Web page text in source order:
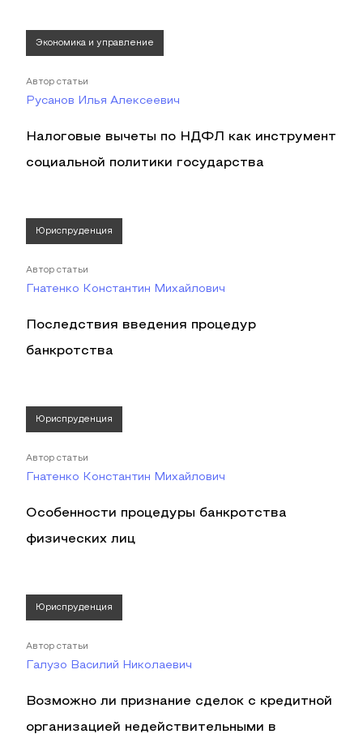
Экономика и управление
Автор статьи
Русанов Илья Алексеевич
Налоговые вычеты по НДФЛ как инструмент
социальной политики государства
Юриспруденция
Автор статьи
Гнатенко Константин Михайлович
Последствия введения процедур
банкротства
Юриспруденция
Автор статьи
Гнатенко Константин Михайлович
Особенности процедуры банкротства
физических лиц
Юриспруденция
Автор статьи
Галузо Василий Николаевич
Возможно ли признание сделок с кредитной
организацией недействительными в